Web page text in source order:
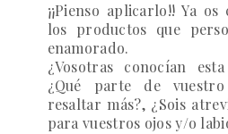
¡¡Pienso aplicarlo!! Ya
los productos que
enamorado.
¿Vosotras conocían
¿Qué parte de
resaltar más?, ¿Sois
para vuestros ojos y/o